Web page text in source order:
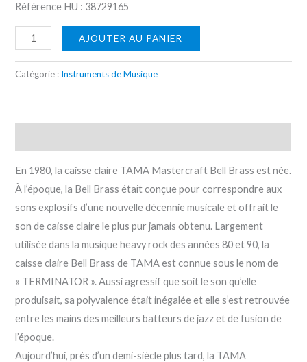
Référence HU : 38729165
AJOUTER AU PANIER
Catégorie : Instruments de Musique
En 1980, la caisse claire TAMA Mastercraft Bell Brass est née.
À l’époque, la Bell Brass était conçue pour correspondre aux
sons explosifs d’une nouvelle décennie musicale et offrait le
son de caisse claire le plus pur jamais obtenu. Largement
utilisée dans la musique heavy rock des années 80 et 90, la
caisse claire Bell Brass de TAMA est connue sous le nom de
« TERMINATOR ». Aussi agressif que soit le son qu’elle
produisait, sa polyvalence était inégalée et elle s’est retrouvée
entre les mains des meilleurs batteurs de jazz et de fusion de
l’époque.
Aujourd’hui, près d’un demi-siècle plus tard, la TAMA